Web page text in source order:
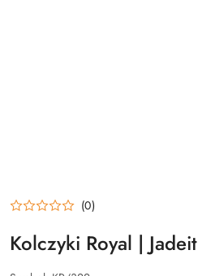
(0)
Kolczyki Royal | Jadeit